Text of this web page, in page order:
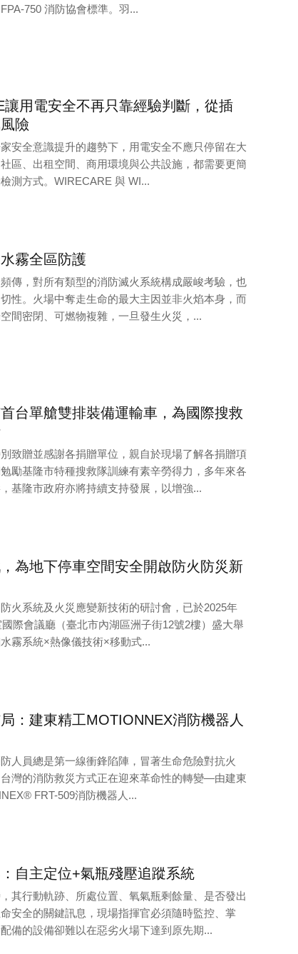
750 消防協會標準。羽...
讓用電安全不再只靠經驗判斷，從插
險
安全意識提升的趨勢下，用電安全不應只停留在大
區、出租空間、商用環境與公共設施，都需要更簡
測方式。WIRECARE 與 WI...
霧全區防護
傳，對所有類型的消防滅火系統構成嚴峻考驗，也
性。火場中奪走生命的最大主因並非火焰本身，而
間密閉、可燃物複雜，一旦發生火災，...
台單艙雙排裝備運輸車，為國際搜救
致贈並感謝各捐贈單位，親自於現場了解各捐贈項
勵基隆市特種搜救隊訓練有素辛勞得力，多年來各
基隆市政府亦將持續支持發展，以增強...
為地下停車空間安全開啟防火防災新
火系統及火災應變新技術的研討會，已於2025年
際會議廳（臺北市內湖區洲子街12號2樓）盛大舉
霧系統×熱像儀技術×移動式...
：建東精工MOTIONNEX消防機器人
人員總是第一線衝鋒陷陣，冒著生命危險對抗火
灣的消防救災方式正在迎來革命性的轉變—由建東
FRT-509消防機器人...
自主定位+氣瓶殘壓追蹤系統
其行動軌跡、所處位置、氧氣瓶剩餘量、是否發出
安全的關鍵訊息，現場指揮官必須隨時監控、掌
備的設備卻難以在惡劣火場下達到原先期...